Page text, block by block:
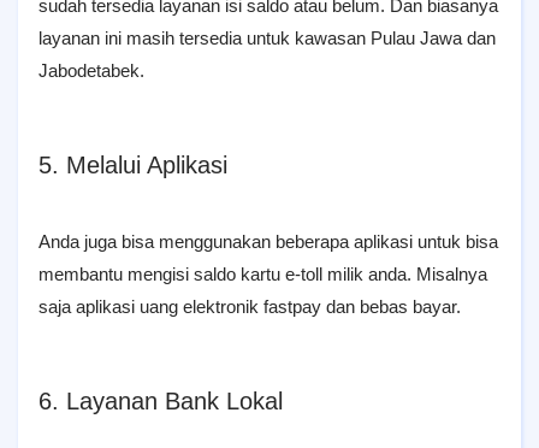
sudah tersedia layanan isi saldo atau belum. Dan biasanya
layanan ini masih tersedia untuk kawasan Pulau Jawa dan
Jabodetabek.
5. Melalui Aplikasi
Anda juga bisa menggunakan beberapa aplikasi untuk bisa
membantu mengisi saldo kartu e-toll milik anda. Misalnya
saja aplikasi uang elektronik fastpay dan bebas bayar.
6. Layanan Bank Lokal